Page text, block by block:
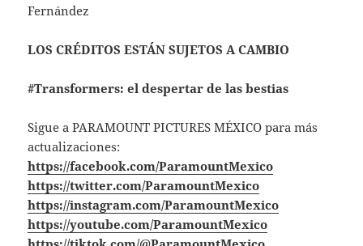
Fernández
LOS CRÉDITOS ESTÁN SUJETOS A CAMBIO
#Transformers: el despertar de las bestias
Sigue a PARAMOUNT PICTURES MÉXICO para más
actualizaciones:
https://facebook.com/ParamountMexico
https://twitter.com/ParamountMexico
https://instagram.com/ParamountMexico
https://youtube.com/ParamountMexico